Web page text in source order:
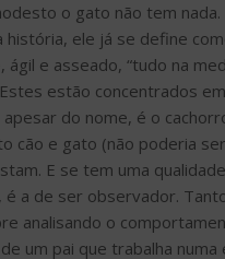
o gato não tem nada.
história, ele já se define
ágil e asseado, “tudo na
estão concentrados
apesar do nome, é o
cão e gato (não poderia
E se tem uma
é a de ser observador.
analisando o
um pai que trabalha numa